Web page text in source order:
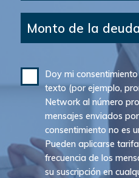
Monto de la
Doy mi
texto (por ejemplo,
Network al número
mensajes enviados
consentimiento no es
Pueden aplicarse
frecuencia de los
su suscripción en